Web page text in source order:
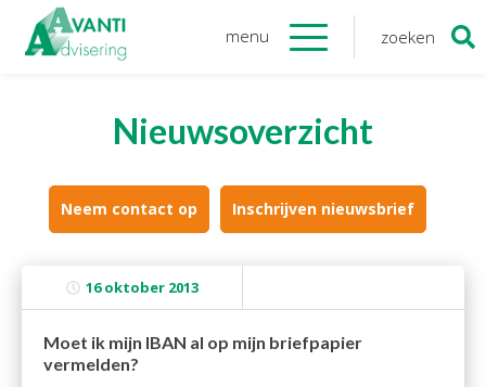
menu zoeken
Onze medewerkers
Algemene verordening
gegevensbescherming
Vacatures
Onzediensten
Zoeken
Nieuwsoverzicht
Neem contact op Inschrijven nieuwsbrief
16 oktober 2013
Moet ik mijn IBAN al op mijn briefpapier
vermelden?